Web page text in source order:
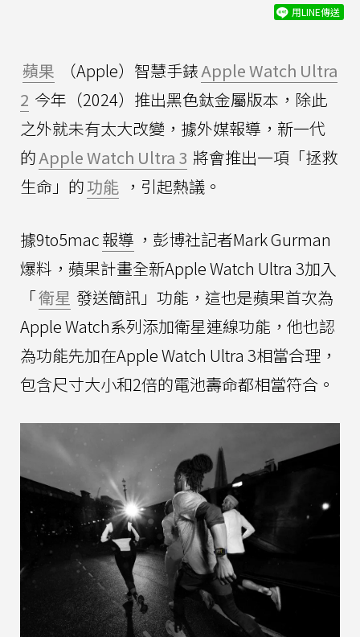
用LINE傳送
蘋果 （Apple）智慧手錶Apple Watch Ultra
2 今年（2024）推出黑色鈦金屬版本，除此
之外就未有太大改變，據外媒報導，新一代
的Apple Watch Ultra 3 將會推出一項「拯救
生命」的功能 ，引起熱議。
據9to5mac報導 ，彭博社記者Mark Gurman
爆料，蘋果計畫全新Apple Watch Ultra 3加入
「衛星 發送簡訊」功能，這也是蘋果首次為
Apple Watch系列添加衛星連線功能，他也認
為功能先加在Apple Watch Ultra 3相當合理，
包含尺寸大小和2倍的電池壽命都相當符合。